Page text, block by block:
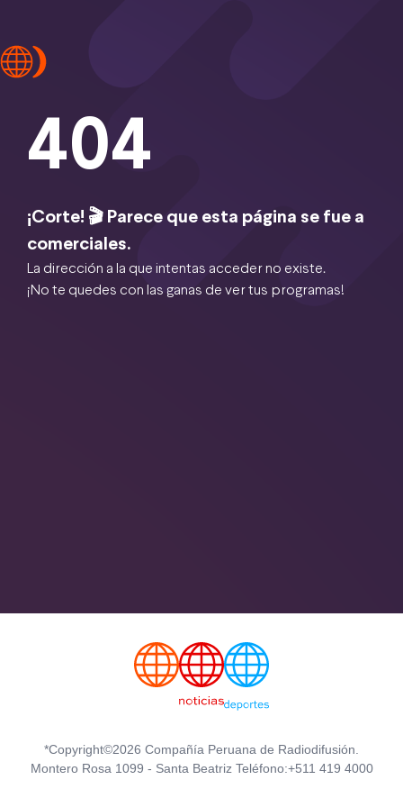
404
¡Corte! 🎬 Parece que esta página se fue a
comerciales.
La dirección a la que intentas acceder no existe.
¡No te quedes con las ganas de ver tus programas!
*Copyright©2026 Compañía Peruana de Radiodifusión.
Montero Rosa 1099 - Santa Beatriz Teléfono:+511 419 4000